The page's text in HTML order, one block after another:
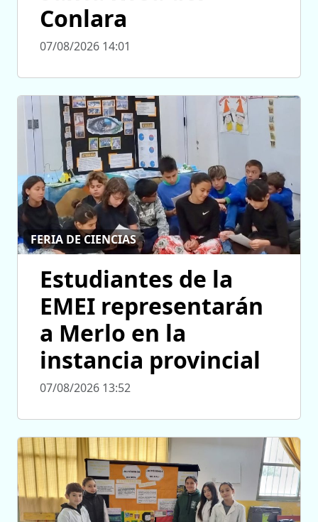
Conlara
07/08/2026 14:01
FERIA DE CIENCIAS
Estudiantes de la
EMEI representarán
a Merlo en la
instancia provincial
07/08/2026 13:52